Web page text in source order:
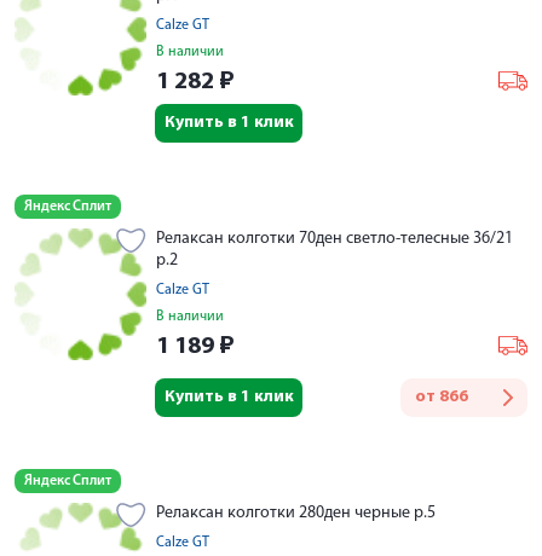
Calze GT
В наличии
1 282 ₽
Купить в 1 клик
Яндекс Сплит
Релаксан колготки 70ден светло-телесные 36/21
р.2
Calze GT
В наличии
1 189 ₽
от 866
Купить в 1 клик
Яндекс Сплит
Релаксан колготки 280ден черные р.5
Calze GT